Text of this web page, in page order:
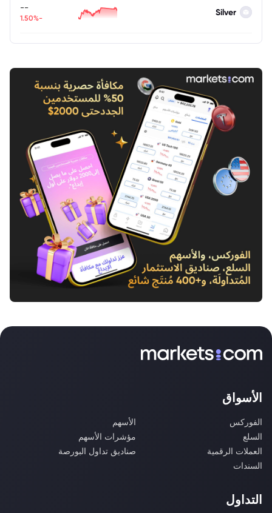
Silver
--
-1.50%
الأسواق
الفوركس
الأسهم
السلع
مؤشرات الأسهم
العملات الرقمية
صناديق تداول البورصة
السندات
التداول